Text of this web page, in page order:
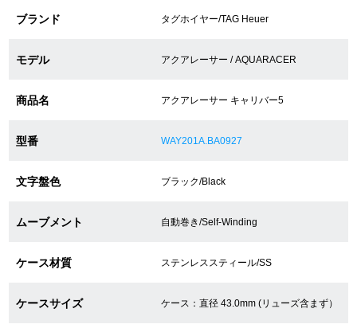
ショップサービス
ラッピングサービス
腕時計サイズ調整サービス
店舗受け取りサービス
店舗取り寄せサービス
ブランド タグホイヤー/TAG Heuer
モデル アクアレーサー / AQUARACER
商品名 アクアレーサー キャリバー5
型番 WAY201A.BA0927
文字盤色 ブラック/Black
ムーブメント 自動巻き/Self-Winding
ケース材質 ステンレススティール/SS
ケースサイズ ケース：直径 43.0mm (リューズ含まず）